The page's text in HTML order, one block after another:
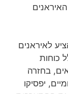
לאיראנים
כוחות
בחזרה
יפסיקו